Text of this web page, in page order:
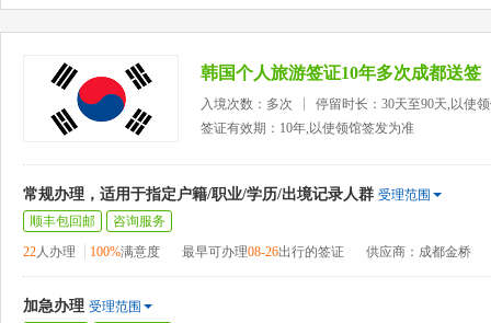
韩国个人旅游签证10年多次成都送签
入境次数：多次
停留时长：30天至90天,以使
签证有效期：10年,以使领馆签发为准
常规办理，适用于指定户籍/职业/学历/出境记录人群 受理范围
顺丰包回邮
咨询服务
22人办理 100%满意度 最早可办理08-26出行的签证 供应商：成都金桥
加急办理 受理范围